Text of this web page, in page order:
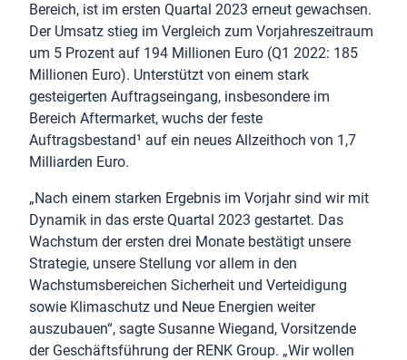
Bereich, ist im ersten Quartal 2023 erneut gewachsen.
Der Umsatz stieg im Vergleich zum Vorjahreszeitraum
um 5 Prozent auf 194 Millionen Euro (Q1 2022: 185
Millionen Euro). Unterstützt von einem stark
gesteigerten Auftragseingang, insbesondere im
Bereich Aftermarket, wuchs der feste
Auftragsbestand¹ auf ein neues Allzeithoch von 1,7
Milliarden Euro.
„Nach einem starken Ergebnis im Vorjahr sind wir mit
Dynamik in das erste Quartal 2023 gestartet. Das
Wachstum der ersten drei Monate bestätigt unsere
Strategie, unsere Stellung vor allem in den
Wachstumsbereichen Sicherheit und Verteidigung
sowie Klimaschutz und Neue Energien weiter
auszubauen“, sagte Susanne Wiegand, Vorsitzende
der Geschäftsführung der RENK Group. „Wir wollen